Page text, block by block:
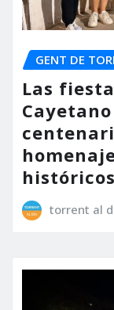
GENT DE
Las
históricos
torrent al